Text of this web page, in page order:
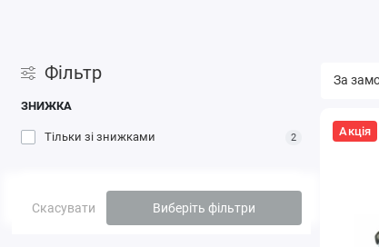
Фільтр
ЗНИЖКА
Тільки зі знижками 2
Скасувати Виберіть фільтри
Акція